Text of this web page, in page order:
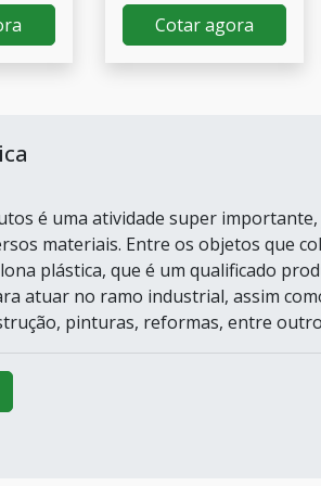
Cotar agora
é uma atividade super
materiais. Entre os objetos que
plástica, que é um qualificado
atuar no ramo industrial, assim
pinturas, reformas, entre